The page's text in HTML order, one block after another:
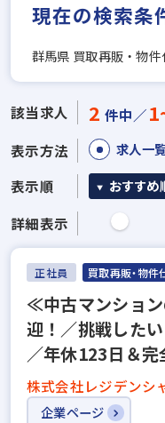
現在の検索条
群馬県 買取再販・物
該当求人 2 件中／
表示方法
求人一
表示順 おすすめ
詳細表示
正社員 買取再販・物件
≪中古マンショ
迎！／挑戦した
／年休123日＆
株式会社レジデンシ
企業ページ